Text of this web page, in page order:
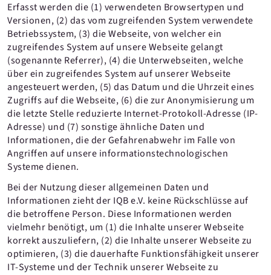
Erfasst werden die (1) verwendeten Browsertypen und
Versionen, (2) das vom zugreifenden System verwendete
Betriebssystem, (3) die Webseite, von welcher ein
zugreifendes System auf unsere Webseite gelangt
(sogenannte Referrer), (4) die Unterwebseiten, welche
über ein zugreifendes System auf unserer Webseite
angesteuert werden, (5) das Datum und die Uhrzeit eines
Zugriffs auf die Webseite, (6) die zur Anonymisierung um
die letzte Stelle reduzierte Internet-Protokoll-Adresse (IP-
Adresse) und (7) sonstige ähnliche Daten und
Informationen, die der Gefahrenabwehr im Falle von
Angriffen auf unsere informationstechnologischen
Systeme dienen.
Bei der Nutzung dieser allgemeinen Daten und
Informationen zieht der IQB e.V. keine Rückschlüsse auf
die betroffene Person. Diese Informationen werden
vielmehr benötigt, um (1) die Inhalte unserer Webseite
korrekt auszuliefern, (2) die Inhalte unserer Webseite zu
optimieren, (3) die dauerhafte Funktionsfähigkeit unserer
IT-Systeme und der Technik unserer Webseite zu